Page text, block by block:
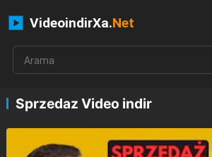
VideoindirXa.Net
Sprzedaz Video indir